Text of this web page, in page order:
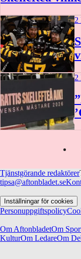
2
2
Tjänstgörande redaktörer
tipsa@aftonbladet.se
Inställningar för cookies
Personuppgiftspolicy
Om AftonbladetOm
KulturOm LedareOm